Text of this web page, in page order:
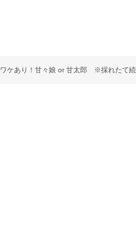
ワケあり！甘々娘 or 甘太郎 ※採れたて続